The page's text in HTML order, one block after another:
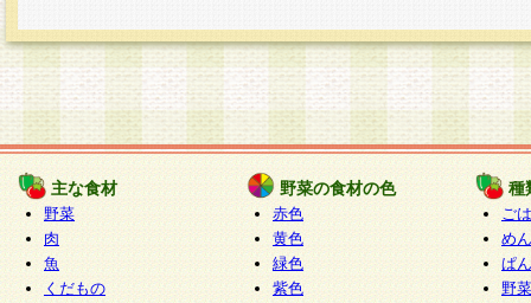
力いただく個人情報は第三者に提供しません。
○個人情報の委託について
個人情報の取り扱いを外部に委託する場合は、
情報管理基準を満たす企業を選定して委託を行
が行われるよう監督します。
○開示対象個人情報の開示等および問い合わせ窓口
本人からの求めにより、当社が本件により取得
報の利用目的の通知・開示・内容の訂正・追加
停止・消去及び第三者への提供の禁止（以下、
主な食材
野菜
肉
魚
くだもの
野菜の食材の色
赤色
黄色
緑色
紫色
種
ご
めん
ぱん
野